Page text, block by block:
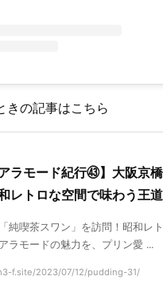
の記事はこちら
アラモード紀行㊸】大阪京
レトロな空間で味わう王道
純喫茶スワン」を訪問！昭和レ
ラモードの魅力を、プリン愛 ...
f.site/2023/07/12/pudding-31/